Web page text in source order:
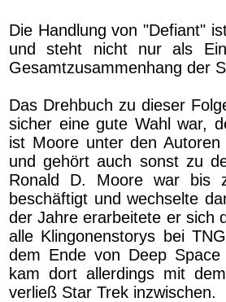
Die Handlung von "Defiant"
und steht nicht nur als
Gesamtzusammenhang der
Das Drehbuch zu dieser
sicher eine gute Wahl war,
ist Moore unter den
und gehört auch sonst zu
Ronald D. Moore war bis
beschäftigt und wechselte
der Jahre erarbeitete er sich
alle Klingonenstorys bei
dem Ende von Deep
kam dort allerdings mit
verließ Star Trek inzwischen.